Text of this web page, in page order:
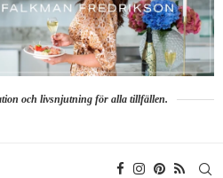
och livsnjutning för alla tillfällen.